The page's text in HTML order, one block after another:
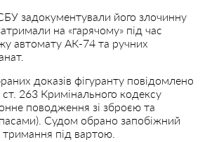
задокументували його злочинну
на «гарячому» під час
автомату АК-74 та ручних
доказів фігуранту повідомлено
ст. 263 Кримінального кодексу
поводження зі зброєю та
Судом обрано запобіжний
тримання під вартою.